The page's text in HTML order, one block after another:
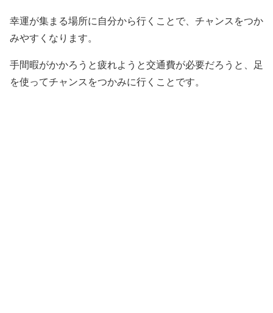
幸運が集まる場所に自分から行くことで、チャンスをつか
みやすくなります。
手間暇がかかろうと疲れようと交通費が必要だろうと、足
を使ってチャンスをつかみに行くことです。